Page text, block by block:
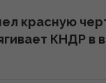
гривню к
валют на
красную
КНДР в